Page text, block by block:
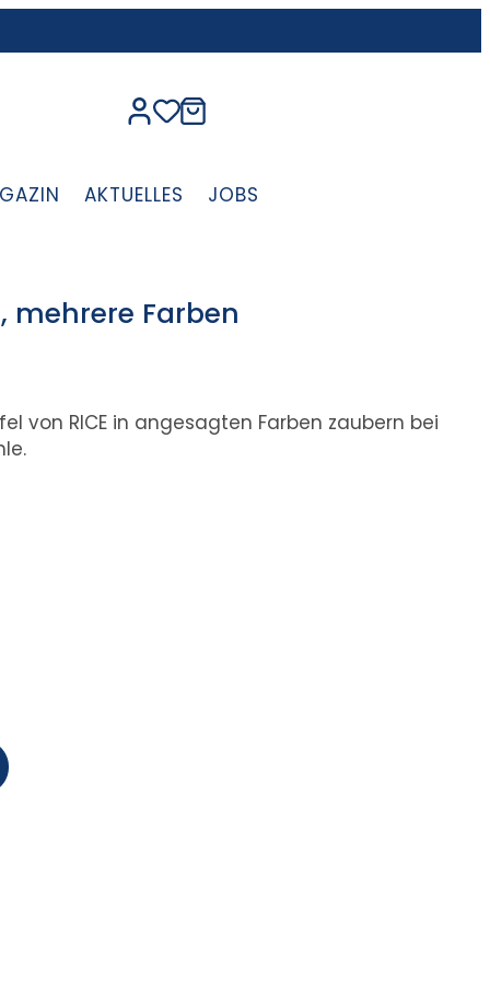
AKTUELLES JOBS
mehrere Farben
von RICE in angesagten Farben zaubern bei